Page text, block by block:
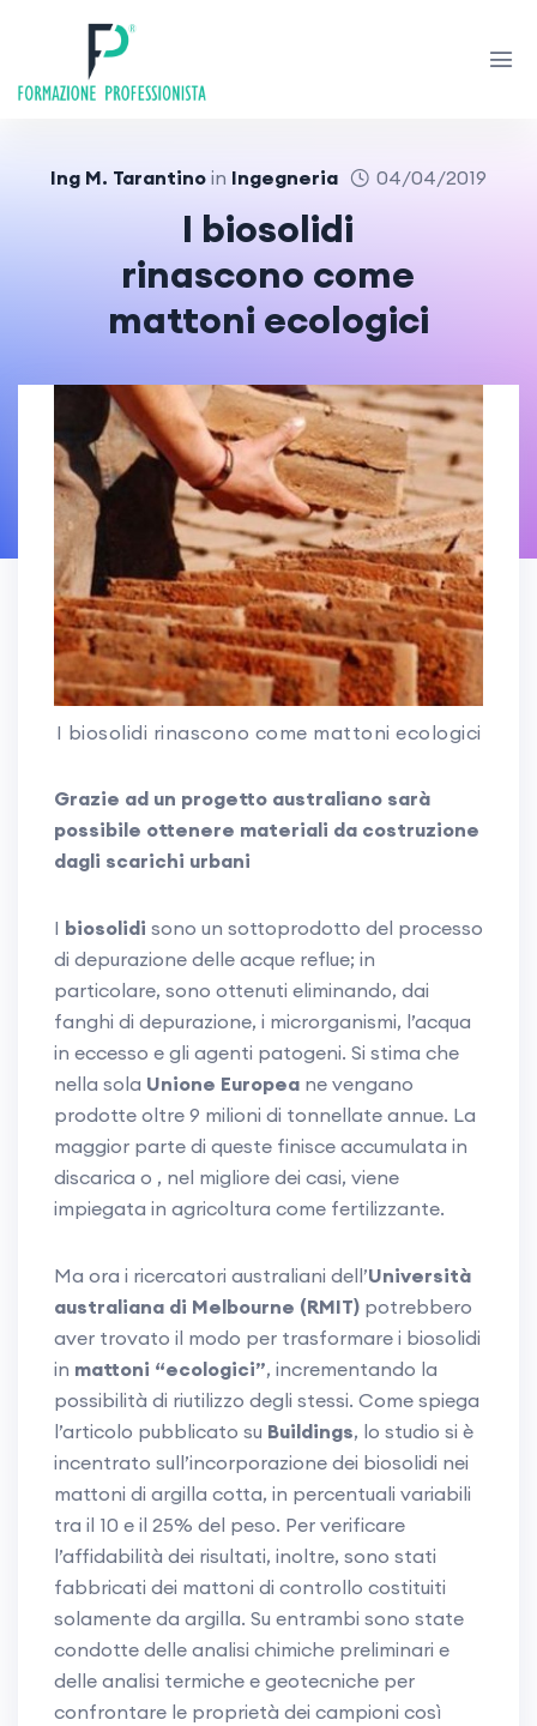
Ing M. Tarantino in Ingegneria 04/04/2019
I biosolidi
rinascono come
mattoni ecologici
I biosolidi rinascono come mattoni ecologici
Grazie ad un progetto australiano sarà
possibile ottenere materiali da costruzione
dagli scarichi urbani
I biosolidi sono un sottoprodotto del processo
di depurazione delle acque reflue; in
particolare, sono ottenuti eliminando, dai
fanghi di depurazione, i microrganismi, l’acqua
in eccesso e gli agenti patogeni. Si stima che
nella sola Unione Europea ne vengano
prodotte oltre 9 milioni di tonnellate annue. La
maggior parte di queste finisce accumulata in
discarica o , nel migliore dei casi, viene
impiegata in agricoltura come fertilizzante.
Ma ora i ricercatori australiani dell’Università
australiana di Melbourne (RMIT) potrebbero
aver trovato il modo per trasformare i biosolidi
in mattoni “ecologici”, incrementando la
possibilità di riutilizzo degli stessi. Come spiega
l’articolo pubblicato su Buildings, lo studio si è
incentrato sull’incorporazione dei biosolidi nei
mattoni di argilla cotta, in percentuali variabili
tra il 10 e il 25% del peso. Per verificare
l’affidabilità dei risultati, inoltre, sono stati
fabbricati dei mattoni di controllo costituiti
solamente da argilla. Su entrambi sono state
condotte delle analisi chimiche preliminari e
delle analisi termiche e geotecniche per
confrontare le proprietà dei campioni così